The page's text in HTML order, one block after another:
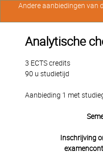
Analytische
3 ECTS credits
90 u studietijd
Aanbieding 1 met
Inschrijving
Andere aanbiedingen van